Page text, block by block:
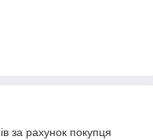
за рахунок покупця